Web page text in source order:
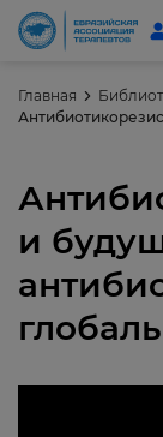
Главная
и